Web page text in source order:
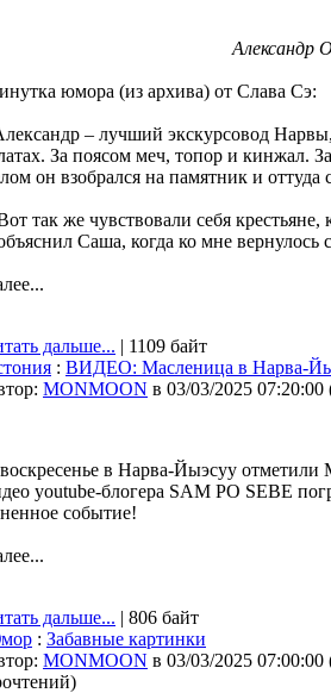
Александр
юмора (из архива) от Слава Сэ:
– лучший экскурсовод
За поясом меч, топор и кинжал.
он взобрался на памятник и
так же чувствовали себя
Саша, когда ко мне вернулось
дальше... | 1109 байт
: ВИДЕО: Масленица в Нарва-
MONMOON в 03/03/2025 07:20:00
в Нарва-Йыэсуу
youtube-блогера SAM PO SEBE
событие!
дальше... | 806 байт
: Забавные картинки
MONMOON в 03/03/2025 07:00:00
)